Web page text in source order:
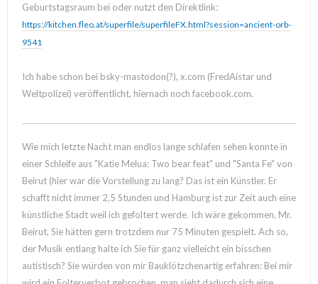
Geburtstagsraum bei oder nutzt den Direktlink:
https://kitchen.fleo.at/superfile/superfileFX.html?session=ancient-orb-
9541
Ich habe schon bei bsky-mastodon(?), x.com (FredAistar und
Weltpolizei) veröffentlicht, hiernach noch facebook.com.
Wie mich letzte Nacht man endlos lange schlafen sehen konnte in
einer Schleife aus "Katie Melua: Two bear feat" und "Santa Fe" von
Beirut (hier war die Vorstellung zu lang? Das ist ein Künstler. Er
schafft nicht immer 2,5 Stunden und Hamburg ist zur Zeit auch eine
künstliche Stadt weil ich gefoltert werde. Ich wäre gekommen, Mr.
Beirut, Sie hätten gern trotzdem nur 75 Minuten gespielt. Ach so,
der Musik entlang halte ich Sie für ganz vielleicht ein bisschen
autistisch? Sie würden von mir Bauklötzchenartig erfahren: Bei mir